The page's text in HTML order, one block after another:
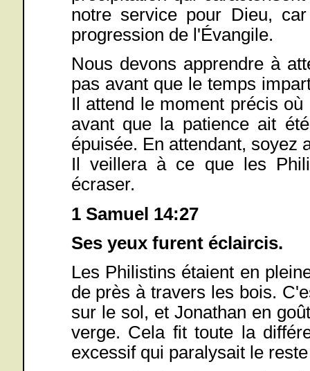
notre service pour Dieu,
progression de l'Évangile.
Nous devons apprendre à
pas avant que le temps
Il attend le moment précis
avant que la patience ait
épuisée. En attendant, soyez
Il veillera à ce que les
écraser.
1 Samuel 14:27
Ses yeux furent éclaircis.
Les Philistins étaient en
de près à travers les bois.
sur le sol, et Jonathan en
verge. Cela fit toute la
excessif qui paralysait le